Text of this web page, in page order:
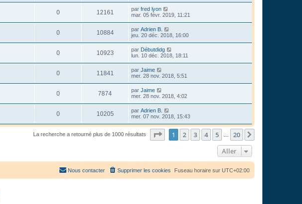
0 12161 par fred lyon
mar. 05 févr. 2019, 11:21
0 10884 par Adrien B.
jeu. 20 déc. 2018, 16:00
0 10923 par Débutdidg
lun. 10 déc. 2018, 18:11
0 11841 par Jaime
mer. 28 nov. 2018, 5:51
0 7874 par Jaime
mer. 28 nov. 2018, 4:02
0 10205 par Adrien B.
mer. 07 nov. 2018, 15:43
La recherche a retourné plus de 1000 résultats Page sur20
1 2 3 4 5 20
Aller
Fuseau horaire sur UTC+02:00
Supprimer les cookies
Nous contacter